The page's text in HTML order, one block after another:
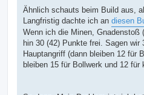
Ähnlich schauts beim Build aus,
Langfristig dachte ich an diesen
Wenn ich die Minen, Gnadenstoß
hin 30 (42) Punkte frei. Sagen
Hauptangriff (dann bleiben 12 für
bleiben 15 für Bollwerk und 12 für